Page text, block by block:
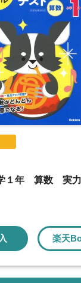
１年 算数 実力
楽天